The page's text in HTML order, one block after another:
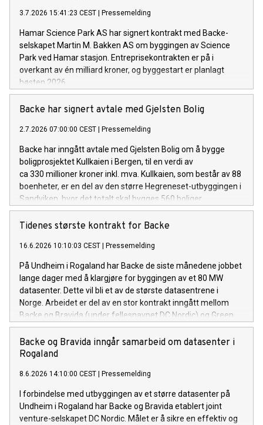
3.7.2026 15:41:23 CEST | Pressemelding
Hamar Science Park AS har signert kontrakt med Backe-
selskapet Martin M. Bakken AS om byggingen av Science
Park ved Hamar stasjon. Entreprisekontrakten er på i
overkant av én milliard kroner, og byggestart er planlagt
høsten 2026.
Backe har signert avtale med Gjelsten Bolig
2.7.2026 07:00:00 CEST | Pressemelding
Backe har inngått avtale med Gjelsten Bolig om å bygge
boligprosjektet Kullkaien i Bergen, til en verdi av
ca 330 millioner kroner inkl. mva. Kullkaien, som består av 88
boenheter, er en del av den større Hegreneset-utbyggingen i
Sandviken, hvor det totalt skal bygges 560 boliger.
Tidenes største kontrakt for Backe
16.6.2026 10:10:03 CEST | Pressemelding
På Undheim i Rogaland har Backe de siste månedene jobbet
lange dager med å klargjøre for byggingen av et 80 MW
datasenter. Dette vil bli et av de største datasentrene i
Norge. Arbeidet er del av en stor kontrakt inngått mellom
Backe og Bravida (under fellesnavnet DC Nordic) og Green
Mountain. Backes del av kontrakten er på i overkant av 3
milliarder kroner. Backe skal levere grunnarbeider og
bygningsmasse på totalt 70.000 m2.
Backe og Bravida inngår samarbeid om datasenter i
Rogaland
8.6.2026 14:10:00 CEST | Pressemelding
I forbindelse med utbyggingen av et større datasenter på
Undheim i Rogaland har Backe og Bravida etablert joint
venture-selskapet DC Nordic. Målet er å sikre en effektiv og